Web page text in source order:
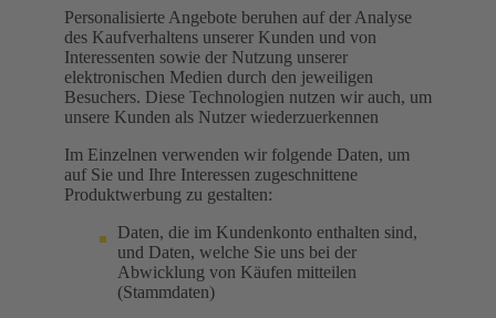
Personalisierte Angebote beruhen auf der Analyse
des Kaufverhaltens unserer Kunden und von
Interessenten sowie der Nutzung unserer
elektronischen Medien durch den jeweiligen
Besuchers. Diese Technologien nutzen wir auch, um
unsere Kunden als Nutzer wiederzuerkennen
Im Einzelnen verwenden wir folgende Daten, um
auf Sie und Ihre Interessen zugeschnittene
Produktwerbung zu gestalten:
Daten, die im Kundenkonto enthalten sind,
und Daten, welche Sie uns bei der
Abwicklung von Käufen mitteilen
(Stammdaten)